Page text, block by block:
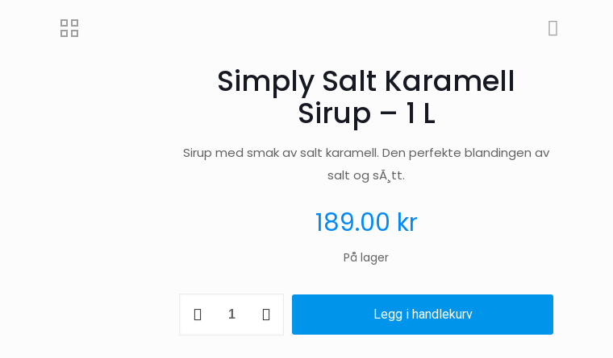
Simply Salt Karamell
Sirup – 1 L
Sirup med smak av salt karamell. Den perfekte blandingen av
salt og sÃ¸tt.
189.00 kr
På lager
Salt
Legg i handlekurv